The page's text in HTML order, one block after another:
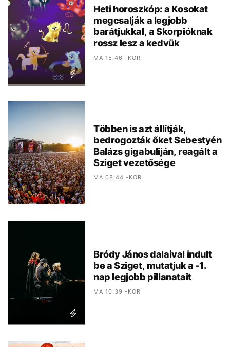
Heti horoszkóp: a Kosokat
megcsalják a legjobb
barátjukkal, a Skorpióknak
rossz lesz a kedvük
MA 15:46 -KOR
Többen is azt állítják,
bedrogozták őket Sebestyén
Balázs gigabuliján, reagált a
Sziget vezetősége
MA 08:44 -KOR
Bródy János dalaival indult
be a Sziget, mutatjuk a -1.
nap legjobb pillanatait
MA 10:39 -KOR